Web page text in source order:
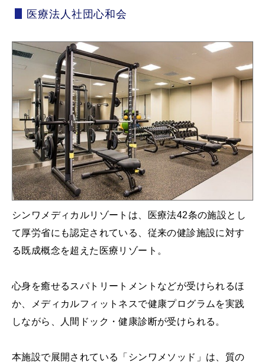
医療法人社団心和会
シンワメディカルリゾートは、医療法42条の施設とし
て厚労省にも認定されている、従来の健診施設に対す
る既成概念を超えた医療リゾート。
心身を癒せるスパトリートメントなどが受けられるほ
か、メディカルフィットネスで健康プログラムを実践
しながら、人間ドック・健康診断が受けられる。
本施設で展開されている「シンワメソッド」は、質の